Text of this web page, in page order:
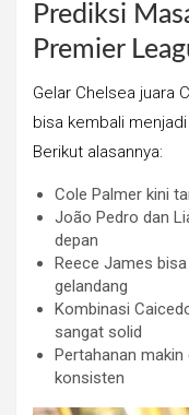
Prediksi
Premier
Gelar Chelsea juara
bisa kembali
Berikut alasannya:
Cole Palmer kini
João Pedro dan
depan
Reece James
gelandang
Kombinasi
sangat solid
Pertahanan makin
konsisten